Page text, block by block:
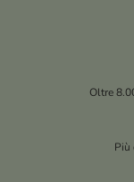
Oltre
Più